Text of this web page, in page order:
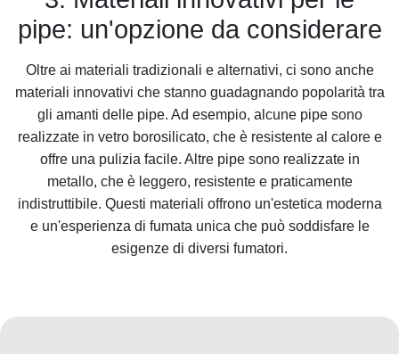
pipe: un'opzione da considerare
Oltre ai materiali tradizionali e alternativi, ci sono anche
materiali innovativi che stanno guadagnando popolarità tra
gli amanti delle pipe. Ad esempio, alcune pipe sono
realizzate in vetro borosilicato, che è resistente al calore e
offre una pulizia facile. Altre pipe sono realizzate in
metallo, che è leggero, resistente e praticamente
indistruttibile. Questi materiali offrono un'estetica moderna
e un'esperienza di fumata unica che può soddisfare le
esigenze di diversi fumatori.